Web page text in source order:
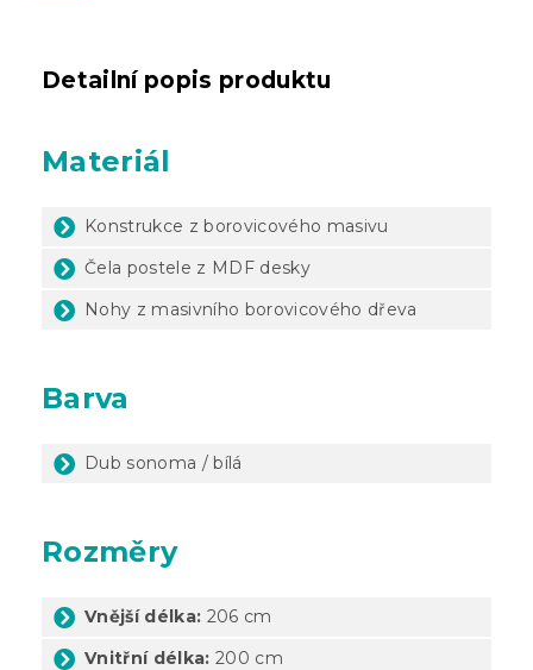
Detailní popis produktu
Materiál
Konstrukce z borovicového masivu
Čela postele z MDF desky
Nohy z masivního borovicového dřeva
Barva
Dub sonoma / bílá
Rozměry
Vnější délka: 206 cm
Vnitřní délka: 200 cm